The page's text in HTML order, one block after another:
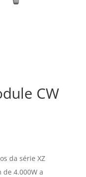
CW
da série XZ
4.000W a